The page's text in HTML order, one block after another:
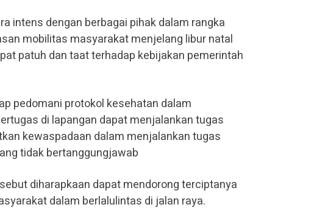
intens dengan berbagai pihak dalam rangka
mobilitas masyarakat menjelang libur natal
patuh dan taat terhadap kebijakan pemerintah
pedomani protokol kesehatan dalam
di lapangan dapat menjalankan tugas
kewaspadaan dalam menjalankan tugas
tidak bertanggungjawab
diharapkaan dapat mendorong terciptanya
dalam berlalulintas di jalan raya.